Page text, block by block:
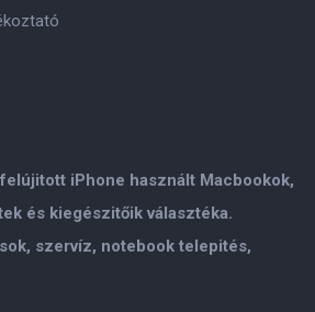
iPhone használt Macbookok,
és kiegészitőik választéka.
szervíz, notebook telepités,